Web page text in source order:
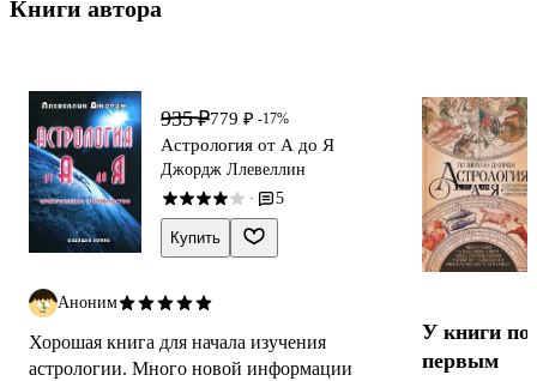
Книги автора
935 ₽779 ₽ -17%
Астрология от А до Я
Джордж Ллевеллин
· 5
Купить
Аноним
Хорошая книга для начала изучения
астрологии. Много новой информации
У книги
первым